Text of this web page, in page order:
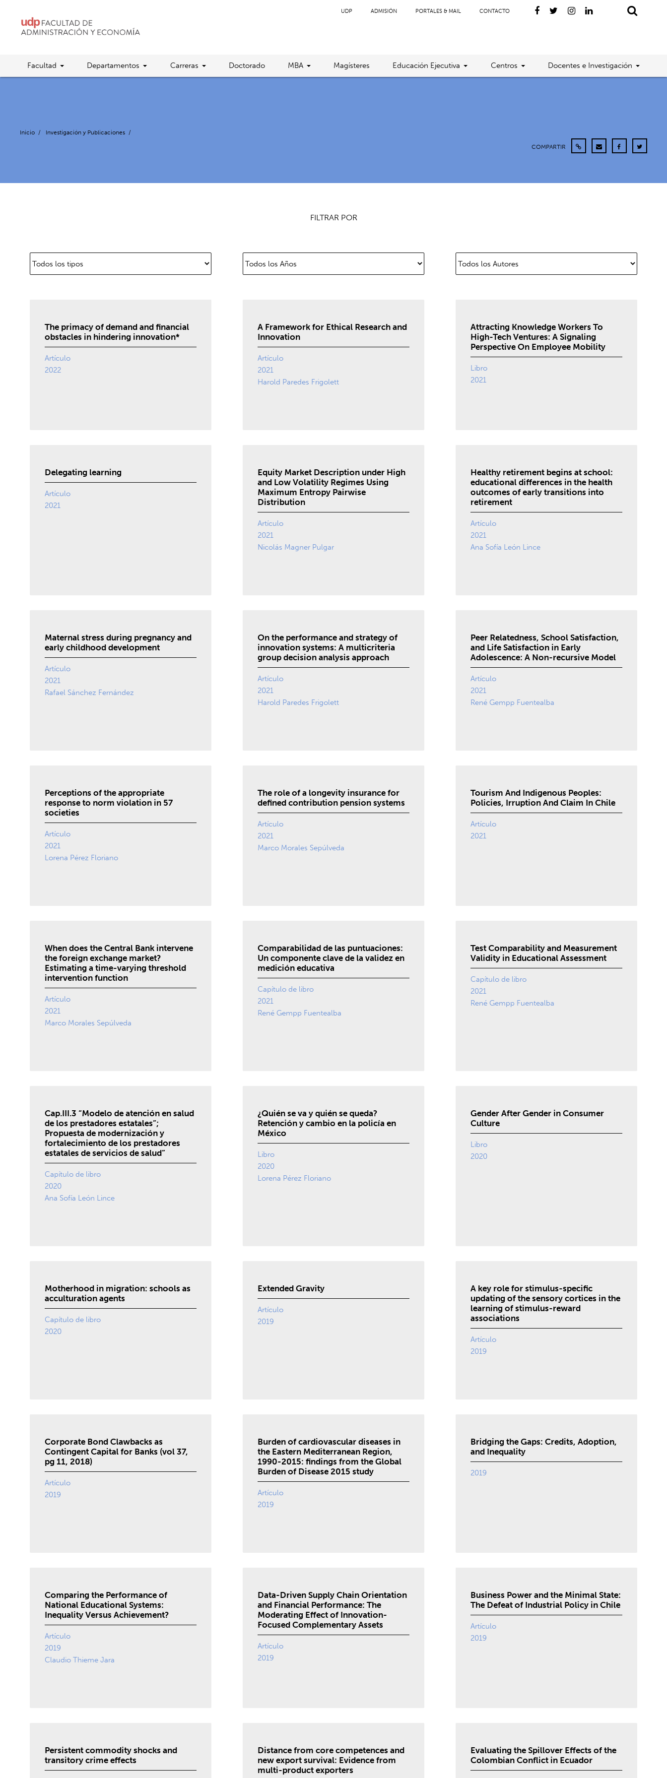
UDP ADMISIÓN PORTALES & MAIL CONTACTO
Facultad Departamentos Carreras Doctorado MBA Magísteres Educación Ejecutiva Centros Docentes e Investigación
Inicio / Investigación y Publicaciones /
COMPARTIR
FILTRAR POR
The primacy of demand and financial
obstacles in hindering innovation*
Artículo
2022
A Framework for Ethical Research and
Innovation
Artículo
2021
Harold Paredes Frigolett
Attracting Knowledge Workers To
High-Tech Ventures: A Signaling
Perspective On Employee Mobility
Libro
2021
Delegating learning
Artículo
2021
Equity Market Description under High
and Low Volatility Regimes Using
Maximum Entropy Pairwise
Distribution
Artículo
2021
Nicolás Magner Pulgar
Healthy retirement begins at school:
educational differences in the health
outcomes of early transitions into
retirement
Artículo
2021
Ana Sofía León Lince
Maternal stress during pregnancy and
early childhood development
Artículo
2021
Rafael Sánchez Fernández
On the performance and strategy of
innovation systems: A multicriteria
group decision analysis approach
Artículo
2021
Harold Paredes Frigolett
Peer Relatedness, School Satisfaction,
and Life Satisfaction in Early
Adolescence: A Non-recursive Model
Artículo
2021
René Gempp Fuentealba
Perceptions of the appropriate
response to norm violation in 57
societies
Artículo
2021
Lorena Pérez Floriano
The role of a longevity insurance for
defined contribution pension systems
Artículo
2021
Marco Morales Sepúlveda
Tourism And Indigenous Peoples:
Policies, Irruption And Claim In Chile
Artículo
2021
When does the Central Bank intervene
the foreign exchange market?
Estimating a time-varying threshold
intervention function
Artículo
2021
Marco Morales Sepúlveda
Comparabilidad de las puntuaciones:
Un componente clave de la validez en
medición educativa
Capítulo de libro
2021
René Gempp Fuentealba
Test Comparability and Measurement
Validity in Educational Assessment
Capítulo de libro
2021
René Gempp Fuentealba
Cap.III.3 “Modelo de atención en salud
de los prestadores estatales”;
Propuesta de modernización y
fortalecimiento de los prestadores
estatales de servicios de salud”
Capítulo de libro
2020
Ana Sofía León Lince
¿Quién se va y quién se queda?
Retención y cambio en la policía en
México
Libro
2020
Lorena Pérez Floriano
Gender After Gender in Consumer
Culture
Libro
2020
Motherhood in migration: schools as
acculturation agents
Capítulo de libro
2020
Extended Gravity
Artículo
2019
A key role for stimulus-specific
updating of the sensory cortices in the
learning of stimulus-reward
associations
Artículo
2019
Corporate Bond Clawbacks as
Contingent Capital for Banks (vol 37,
pg 11, 2018)
Artículo
2019
Burden of cardiovascular diseases in
the Eastern Mediterranean Region,
1990-2015: findings from the Global
Burden of Disease 2015 study
Artículo
2019
Bridging the Gaps: Credits, Adoption,
and Inequality
2019
Comparing the Performance of
National Educational Systems:
Inequality Versus Achievement?
Artículo
2019
Claudio Thieme Jara
Data-Driven Supply Chain Orientation
and Financial Performance: The
Moderating Effect of Innovation-
Focused Complementary Assets
Artículo
2019
Business Power and the Minimal State:
The Defeat of Industrial Policy in Chile
Artículo
2019
Persistent commodity shocks and
transitory crime effects
Distance from core competences and
new export survival: Evidence from
multi-product exporters
Evaluating the Spillover Effects of the
Colombian Conflict in Ecuador